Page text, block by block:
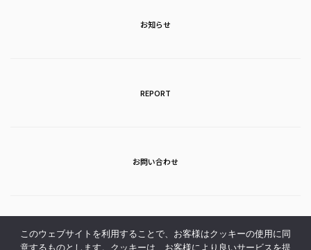
お知らせ
REPORT
お問い合わせ
アクセス
このウェブサイトを利用することで、お客様はクッキーの使用に同
意するものとします。クッキーは、お客様により良いサービスを提